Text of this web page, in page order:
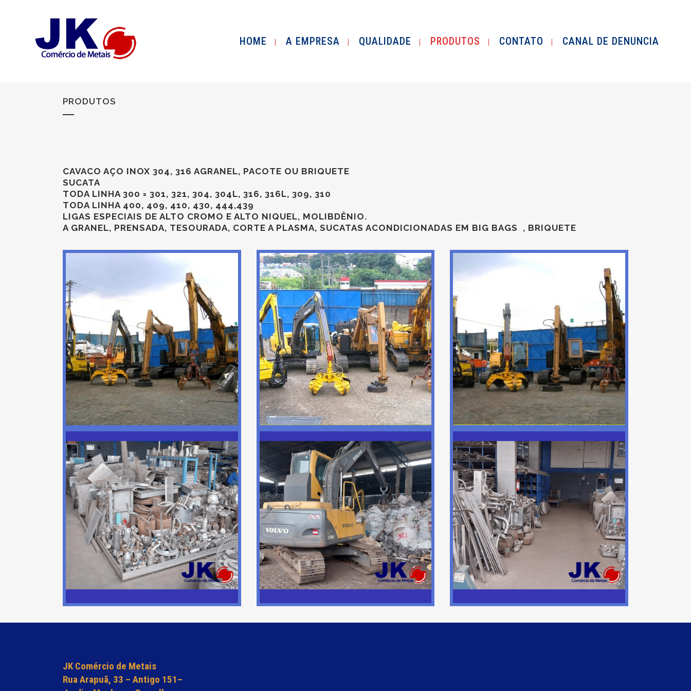
HOME A EMPRESA QUALIDADE PRODUTOS CONTATO CANAL DE DENUNCIA
PRODUTOS
CAVACO AÇO INOX 304, 316 AGRANEL, PACOTE OU BRIQUETE
SUCATA
TODA LINHA 300 = 301, 321, 304, 304L, 316, 316L, 309, 310
TODA LINHA 400, 409, 410, 430, 444,439
LIGAS ESPECIAIS DE ALTO CROMO E ALTO NIQUEL, MOLIBDÊNIO.
A GRANEL, PRENSADA, TESOURADA, CORTE A PLASMA, SUCATAS ACONDICIONADAS EM BIG BAGS , BRIQUETE
JK Comércio de Metais
Rua Arapuã, 33 – Antigo 151–